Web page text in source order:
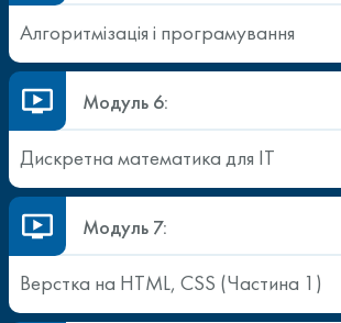
Алгоритмізація і програмування
Модуль 6:
Дискретна математика для ІТ
Модуль 7:
Верстка на HTML, CSS (Частина 1)